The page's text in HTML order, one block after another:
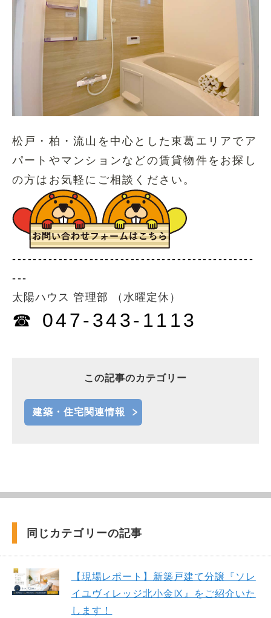
松戸・柏・流山を中心とした東葛エリアでア
パートやマンションなどの賃貸物件をお探し
の方はお気軽にご相談ください。
-----------------------------------------------
---
太陽ハウス 管理部 （水曜定休）
☎ 047-343-1113
この記事のカテゴリー
建築・住宅関連情報
同じカテゴリーの記事
【現場レポート】新築戸建て分譲『ソレ
イユヴィレッジ北小金Ⅸ』をご紹介いた
します！